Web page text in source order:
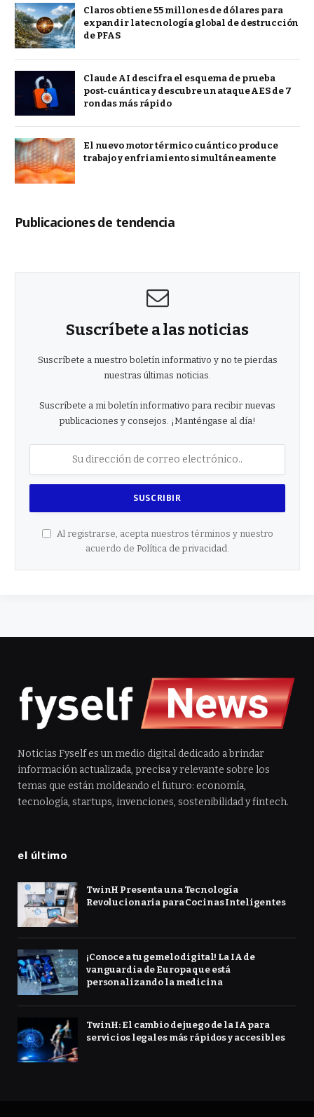
Claros obtiene 55 millones de dólares para
expandir la tecnología global de destrucción
de PFAS
Claude AI descifra el esquema de prueba
post-cuántica y descubre un ataque AES de 7
rondas más rápido
El nuevo motor térmico cuántico produce
trabajo y enfriamiento simultáneamente
Publicaciones de tendencia
Suscríbete a las noticias
Suscríbete a nuestro boletín informativo y no te pierdas
nuestras últimas noticias.
Suscríbete a mi boletín informativo para recibir nuevas
publicaciones y consejos. ¡Manténgase al día!
Al registrarse, acepta nuestros términos y nuestro
acuerdo de Política de privacidad
Noticias Fyself es un medio digital dedicado a brindar
información actualizada, precisa y relevante sobre los
temas que están moldeando el futuro: economía,
tecnología, startups, invenciones, sostenibilidad y fintech.
el último
TwinH Presenta una Tecnología
Revolucionaria para Cocinas Inteligentes
¡Conoce a tu gemelo digital! La IA de
vanguardia de Europa que está
personalizando la medicina
TwinH: El cambio de juego de la IA para
servicios legales más rápidos y accesibles